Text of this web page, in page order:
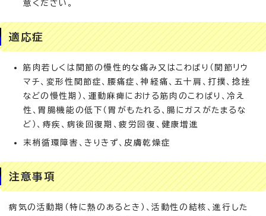
意ください。
適応症
筋肉若しくは関節の慢性的な痛み又はこわばり（関節リウ
マチ、変形性関節症、腰痛症、神経痛、五十肩、打撲、捻挫
などの慢性期）、運動麻痺における筋肉のこわばり、冷え
性、胃腸機能の低下（胃がもたれる、腸にガスがたまるな
ど）、痔疾、病後回復期、疲労回復、健康増進
末梢循環障害、きりきず、皮膚乾燥症
注意事項
病気の活動期（特に熱のあるとき）、活動性の結核、進行した